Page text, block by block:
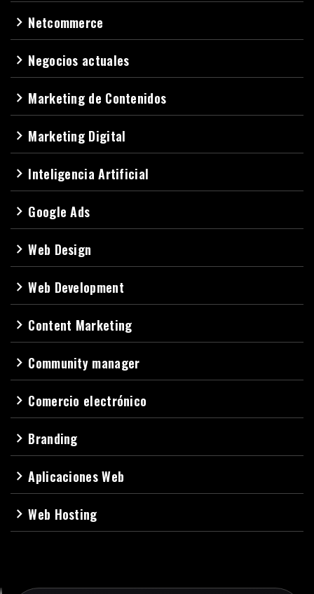
navigate_next Netcommerce
navigate_next Negocios actuales
navigate_next Marketing de Contenidos
navigate_next Marketing Digital
navigate_next Inteligencia Artificial
navigate_next Google Ads
navigate_nextWeb Design
navigate_nextWeb Development
navigate_next Content Marketing
navigate_next Community manager
navigate_next Comercio electrónico
navigate_next Branding
navigate_nextAplicaciones Web
navigate_nextWeb Hosting